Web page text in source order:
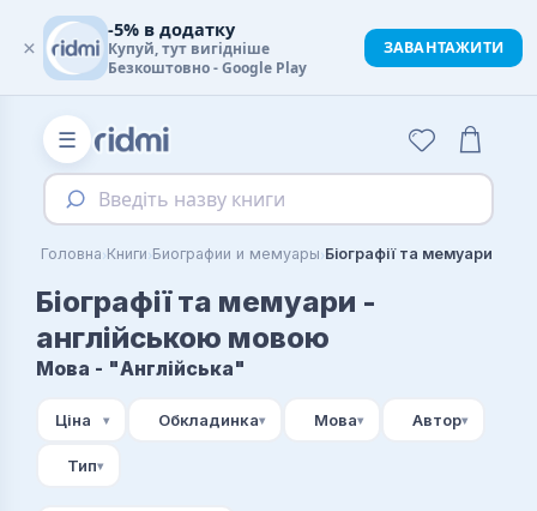
☰
Введіть назву книги
Головна›Книги›Биографии и мемуары›
Біографії та мемуари -
англійською мовою
Мова - "Англійська"
Ціна Обкладинка Мова Автор
Тип
×
-5% в додатку
Купуй, тут вигідніше
Безкоштовно - Google Play
ЗАВАНТАЖИТИ